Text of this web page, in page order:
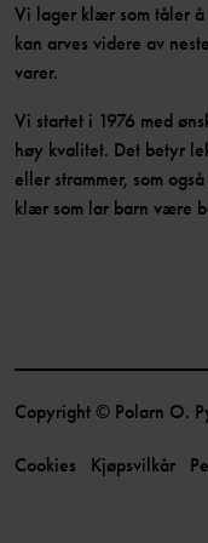
Vi lager klær som tåler å
kan arves videre av
varer.
Vi startet i 1976 med
høy kvalitet. Det betyr
eller strammer, som
klær som lar barn være
Copyright © Polarn O.
Cookies Kjøpsvilkår